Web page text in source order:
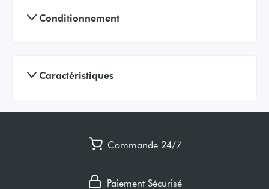
Conditionnement
Caractéristiques
Commande 24/7
Paiement Sécurisé